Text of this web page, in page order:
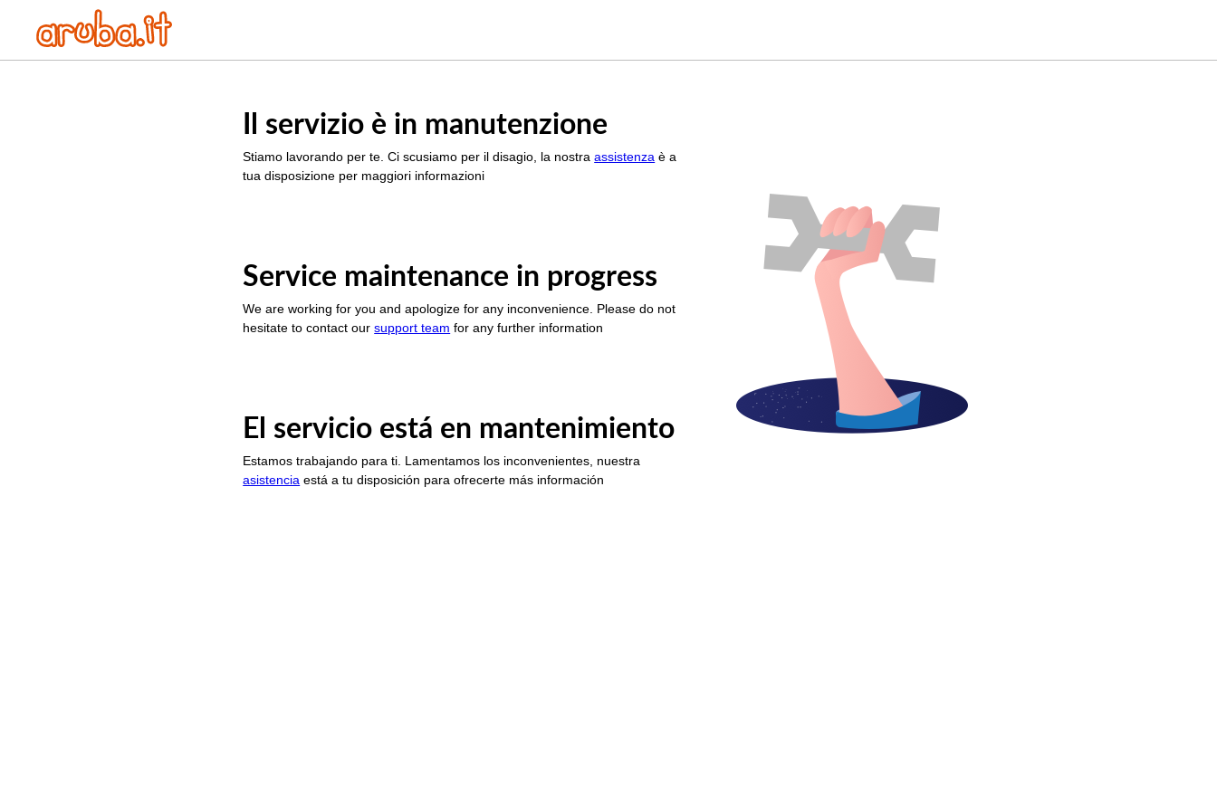
Il servizio è in manutenzione
Stiamo lavorando per te. Ci scusiamo per il disagio, la nostraassistenza è a
tua disposizione per maggiori informazioni
Service maintenance in progress
We are working for you and apologize for any inconvenience. Please do not
hesitate to contact oursupport team for any further information
El servicio está en mantenimiento
Estamos trabajando para ti. Lamentamos los inconvenientes, nuestra
asistencia está a tu disposición para ofrecerte más información